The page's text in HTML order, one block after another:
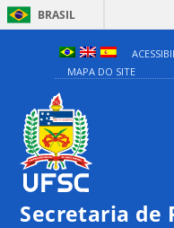
BRASIL
MAPA DO SITE
Secretaria de